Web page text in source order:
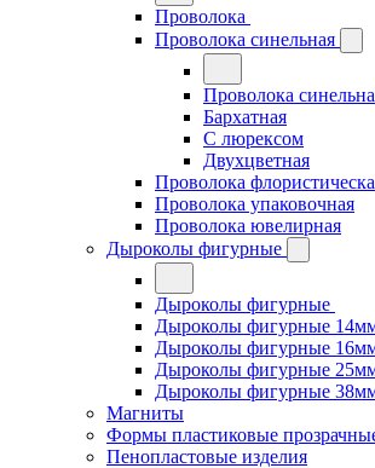
Проволока
Проволока синельная
Проволока
Бархатная
С люрексом
Двухцветная
Проволока
Проволока упаковочная
Проволока ювелирная
Дыроколы фигурные
Дыроколы фигурные
Дыроколы фигурные
Дыроколы фигурные
Дыроколы фигурные
Дыроколы фигурные
Магниты
Формы пластиковые
Пенопластовые изделия